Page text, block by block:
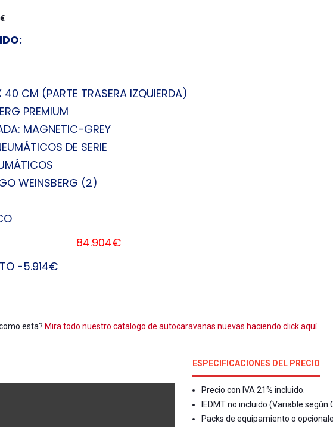
CM (PARTE TRASERA IZQUIERDA)
PREMIUM
MAGNETIC-GREY
DE SERIE
WEINSBERG (2)
84.904€
-5.914€
esta? Mira todo nuestro catalogo de autocaravanas nuevas haciendo click aquí
ESPECIFICACIONES DEL PRECIO
Precio con IVA 21% incluido.
IEDMT no incluido (Variable
Packs de equipamiento o